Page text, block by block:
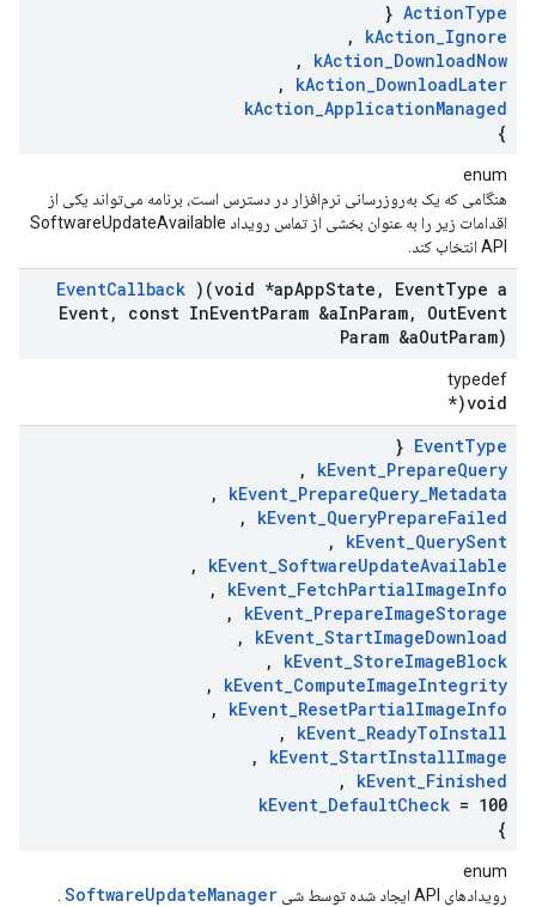
ActionType
{
kAction_Ignore
,
kAction_DownloadNow
,
kAction_DownloadLater
,
kAction_ApplicationManaged
}
enum
هنگامی که یک به‌روزرسانی نرم‌افزار در دسترس است، برنامه می‌تواند یکی از
اقدامات زیر را به عنوان بخشی از تماس رویداد SoftwareUpdateAvailable
API انتخاب کند.
EventCallback )(void *apAppState , EventType a
Event, const InEventParam &aInParam, OutEvent
Param &aOutParam)
typedef
void(*
EventType
{
kEvent_PrepareQuery
,
kEvent_PrepareQuery_Metadata
,
kEvent_QueryPrepareFailed
,
kEvent_QuerySent
,
kEvent_SoftwareUpdateAvailable
,
kEvent_FetchPartialImageInfo
,
kEvent_PrepareImageStorage
,
kEvent_StartImageDownload
,
kEvent_StoreImageBlock
,
kEvent_ComputeImageIntegrity
,
kEvent_ResetPartialImageInfo
,
kEvent_ReadyToInstall
,
kEvent_StartInstallImage
,
kEvent_Finished
,
kEvent_DefaultCheck = 100
}
enum
رویدادهای API ایجاد شده توسط شی
SoftwareUpdateManager